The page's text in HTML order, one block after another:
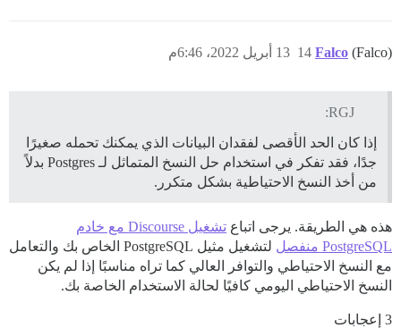
Falco (Falco) 13 أبريل 2022، 6:46م 14
RGJ:
إذا كان الحد الأقصى لفقدان البيانات الذي يمكنك تحمله صغيرًا
جدًا، فقد تفكر في استخدام حل النسخ المتماثل لـ Postgres بدلاً
من أخذ النسخ الاحتياطية بشكل متكرر.
هذه هي الطريقة. يرجى اتباع
تشغيل Discourse مع خادم
PostgreSQL منفصل
لتشغيل مثيل PostgreSQL الخاص بك والتعامل
مع النسخ الاحتياطي والتوافر العالي كما تراه مناسبًا إذا لم يكن
النسخ الاحتياطي اليومي كافيًا لحالة الاستخدام الخاصة بك.
3 إعجابات